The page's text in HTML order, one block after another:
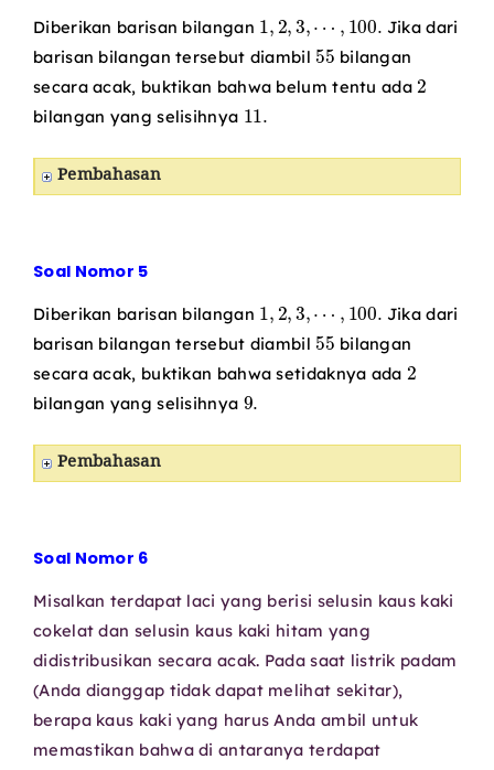
Diberikan barisan bilangan
1 2 3, 100.
Jika dari
barisan bilangan tersebut diambil
55
bilangan
secara acak, buktikan bahwa belum tentu ada
2
bilangan yang selisihnya
11.
Pembahasan
Soal Nomor 5
Diberikan barisan bilangan
1 2 3, 100.
Jika dari
barisan bilangan tersebut diambil
55
bilangan
secara acak, buktikan bahwa setidaknya ada
2
bilangan yang selisihnya
9.
Pembahasan
Soal Nomor 6
Misalkan terdapat laci yang berisi selusin kaus kaki
cokelat dan selusin kaus kaki hitam yang
didistribusikan secara acak. Pada saat listrik padam
(Anda dianggap tidak dapat melihat sekitar),
berapa kaus kaki yang harus Anda ambil untuk
memastikan bahwa di antaranya terdapat